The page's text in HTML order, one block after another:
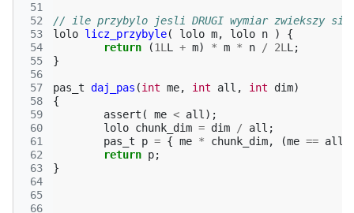
51
52
53
54
55
56
57
58
59
60
61
62
63
64
65
66
// ile przybylo jesli DRUGI wymiar zwiekszy sie
lolo licz_przybyle( lolo m, lolo n )
{
return
(1L L + m) * m * n / 2L L ;
}
pas_t daj_pas (int me, int all , int dim)
{
assert ( me < all );
lolo chunk_dim = dim / all ;
pas_t
p = { me * chunk_dim, (me == all
return p;
}